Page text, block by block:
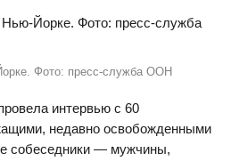
Фото: пресс-служба ООН
интервью с 60
недавно освобожденными
собеседники — мужчины,